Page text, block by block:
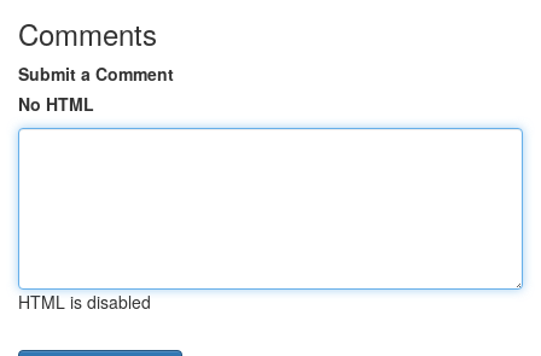
Comments
Submit a Comment
No HTML
HTML is disabled